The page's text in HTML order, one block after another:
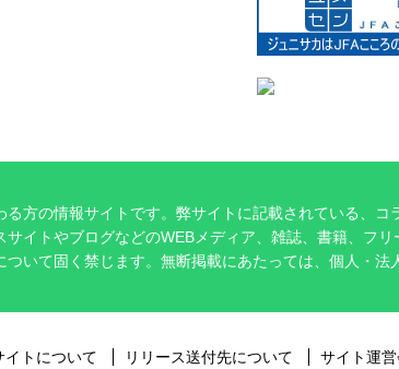
方の情報サイトです。弊サイトに記載されている、コ
イトやブログなどのWEBメディア、雑誌、書籍、フ
いて固く禁じます。無断掲載にあたっては、個人・法
イトについて リリース送付先について サイト運